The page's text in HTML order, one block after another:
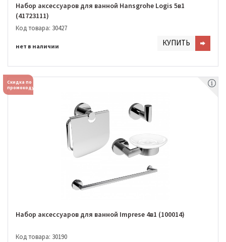
Набор аксессуаров для ванной Hansgrohe Logis 5в1
(41723111)
Код товара: 30427
нет в наличии КУПИТЬ
Скидка по
промокоду
Набор аксессуаров для ванной Imprese 4в1 (100014)
Код товара: 30190